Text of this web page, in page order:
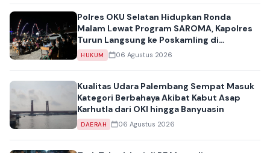
Polres OKU Selatan Hidupkan Ronda
Malam Lewat Program SAROMA, Kapolres
Turun Langsung ke Poskamling di
Muaradua
HUKUM 06 Agustus 2026
Kualitas Udara Palembang Sempat Masuk
Kategori Berbahaya Akibat Kabut Asap
Karhutla dari OKI hingga Banyuasin
DAERAH 06 Agustus 2026